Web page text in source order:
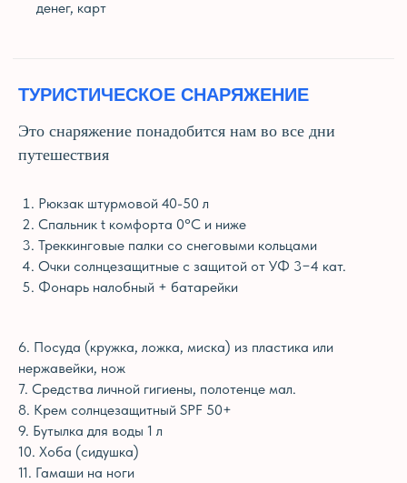
денег, карт
ТУРИСТИЧЕСКОЕ СНАРЯЖЕНИЕ
Это снаряжение понадобится нам во все дни
путешествия
Рюкзак штурмовой 40-50 л
Спальник t комфорта 0°С и ниже
Треккинговые палки со снеговыми кольцами
Очки солнцезащитные с защитой от УФ 3−4 кат.
Фонарь налобный + батарейки
6. Посуда (кружка, ложка, миска) из пластика или
нержавейки, нож
7. Средства личной гигиены, полотенце мал.
8. Крем солнцезащитный SPF 50+
9. Бутылка для воды 1 л
10. Хоба (сидушка)
11. Гамаши на ноги